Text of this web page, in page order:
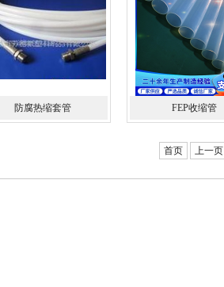
防腐热缩套管 FEP收缩管
首页 上一页